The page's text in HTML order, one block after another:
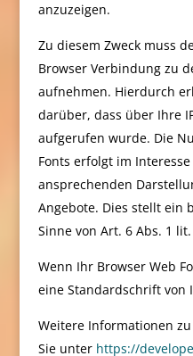
anzuzeigen.
Zu diesem Zweck muss
Browser Verbindung zu
aufnehmen. Hierdurch
darüber, dass über Ihre
aufgerufen wurde. Die
Fonts erfolgt im
ansprechenden
Angebote. Dies stellt ein
Sinne von Art. 6 Abs. 1 lit.
Wenn Ihr Browser Web
eine Standardschrift von
Weitere Informationen
Sie unter https://